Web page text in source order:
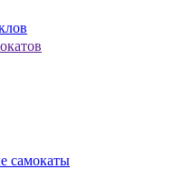
самокаты